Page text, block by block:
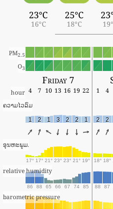
23°C
16°C
25°C
18°C
PM2.5
O3
Friday 7
hour 4 7 10 13 16 19 22 1 4
ຄວາມໄວລົມ
1 2 1 3 2 2 1 2 2
ອຸນຫະພູມ.
17° 17° 21° 23° 23° 21° 19° 18° 18°
relative humidity
86 88 65 66 67 74 85 88 87
barometric pressure